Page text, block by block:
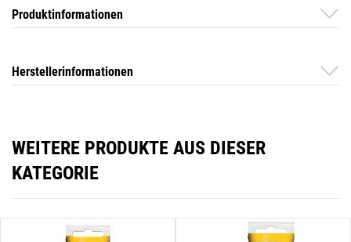
Produktinformationen
Herstellerinformationen
WEITERE PRODUKTE AUS DIESER
KATEGORIE